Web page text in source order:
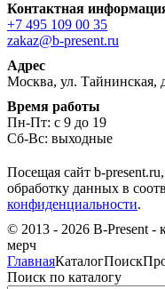
Контактная
+7 495 109 00 35
zakaz@b-present.ru
Адрес
Москва, ул. Тайнинская,
Время работы
Пн-Пт: с 9 до 19
Сб-Вс: выходные
Посещая сайт b-
обработку данных в
конфиденциальности.
© 2013 - 2026 B-Present -
мерч
ГлавнаяКаталогПоиск
Поиск по каталогу